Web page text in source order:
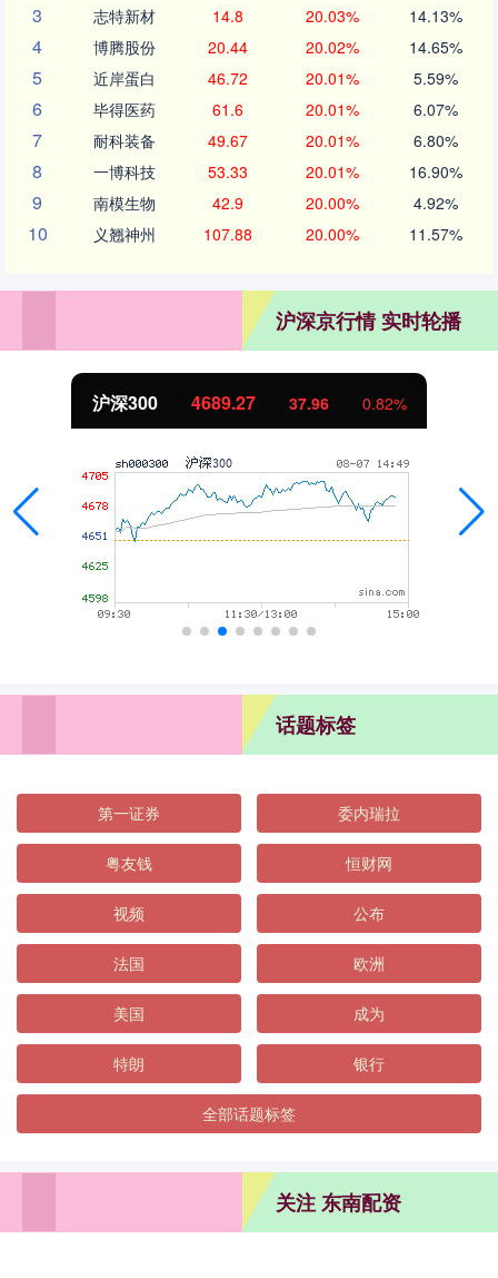
3 志特新材 14.8 20.03% 14.13%
4 博腾股份 20.44 20.02% 14.65%
5 近岸蛋白 46.72 20.01% 5.59%
6 毕得医药 61.6 20.01% 6.07%
7 耐科装备 49.67 20.01% 6.80%
8 一博科技 53.33 20.01% 16.90%
9 南模生物 42.9 20.00% 4.92%
10 义翘神州 107.88 20.00% 11.57%
沪深京行情 实时轮播
沪深300 4689.27 37.96 0.82%
话题标签
第一证券 委内瑞拉
粤友钱 恒财网
视频 公布
法国 欧洲
美国 成为
特朗 银行
全部话题标签
关注 东南配资